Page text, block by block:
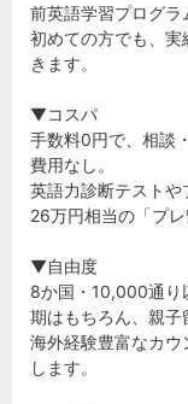
前英語学習プログラ
初めての方でも、
きます。
▼コスパ
手数料0円で、相談
費用なし。
英語力診断テスト
26万円相当の「プ
▼自由度
8か国・10,000通り
期はもちろん、親子
海外経験豊富なカ
します。